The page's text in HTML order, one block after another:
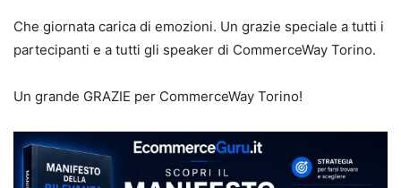
Che giornata carica di emozioni. Un grazie speciale a tutti i
partecipanti e a tutti gli speaker di CommerceWay Torino.
Un grande GRAZIE per CommerceWay Torino!